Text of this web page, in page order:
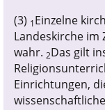
(3) 1Einzelne
Landeskirche im
wahr. 2Das gilt
Einrichtungen,